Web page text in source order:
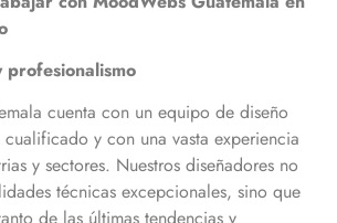
profesionalismo
cuenta con un equipo de diseño
y con una vasta experiencia
y sectores. Nuestros diseñadores no
técnicas excepcionales, sino que